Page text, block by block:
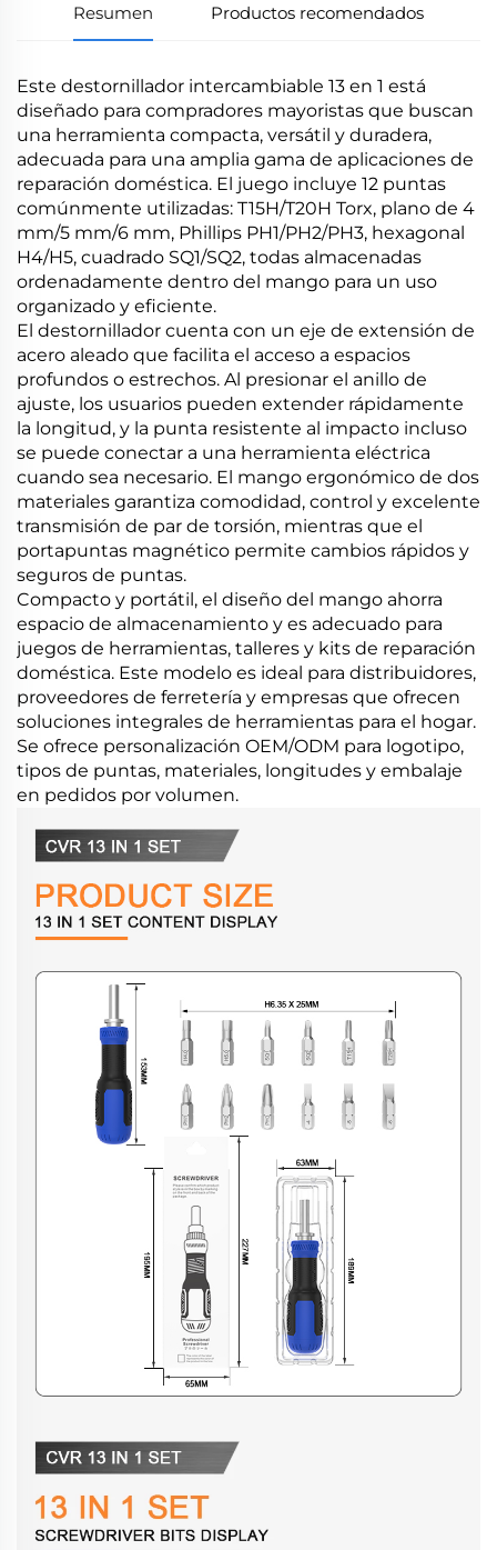
Resumen Productos recomendados
Este destornillador intercambiable 13 en 1 está
diseñado para compradores mayoristas que buscan
una herramienta compacta, versátil y duradera,
adecuada para una amplia gama de aplicaciones de
reparación doméstica. El juego incluye 12 puntas
comúnmente utilizadas: T15H/T20H Torx, plano de 4
mm/5 mm/6 mm, Phillips PH1/PH2/PH3, hexagonal
H4/H5, cuadrado SQ1/SQ2, todas almacenadas
ordenadamente dentro del mango para un uso
organizado y eficiente.
El destornillador cuenta con un eje de extensión de
acero aleado que facilita el acceso a espacios
profundos o estrechos. Al presionar el anillo de
ajuste, los usuarios pueden extender rápidamente
la longitud, y la punta resistente al impacto incluso
se puede conectar a una herramienta eléctrica
cuando sea necesario. El mango ergonómico de dos
materiales garantiza comodidad, control y excelente
transmisión de par de torsión, mientras que el
portapuntas magnético permite cambios rápidos y
seguros de puntas.
Compacto y portátil, el diseño del mango ahorra
espacio de almacenamiento y es adecuado para
juegos de herramientas, talleres y kits de reparación
doméstica. Este modelo es ideal para distribuidores,
proveedores de ferretería y empresas que ofrecen
soluciones integrales de herramientas para el hogar.
Se ofrece personalización OEM/ODM para logotipo,
tipos de puntas, materiales, longitudes y embalaje
en pedidos por volumen.